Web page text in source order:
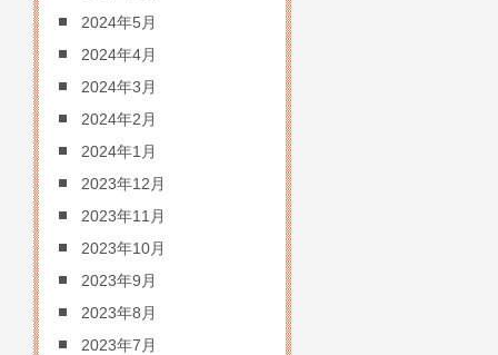
2024年5月
2024年4月
2024年3月
2024年2月
2024年1月
2023年12月
2023年11月
2023年10月
2023年9月
2023年8月
2023年7月